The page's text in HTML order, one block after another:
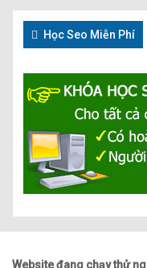
Học Seo Miễn Phí
Website đang chạy thử